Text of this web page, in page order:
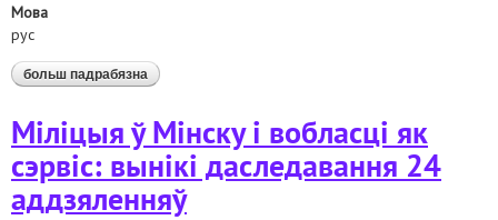
Мова
рус
больш падрабязна аб заключение бхк по декрету № 9
Міліцыя ў Мінску і вобласці як
сэрвіс: вынікі даследавання 24
аддзяленняў